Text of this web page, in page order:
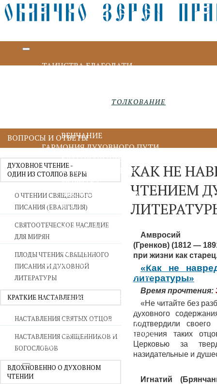
ТАИНСТВА БЛАГОДАТИ
ПОКАЯНИЕ И ИСПОВЕДЬ
ВЕНЧАНИЕ
ГАРМОНИЯ ДУХОВНОГО ПУТИ
БЛАГОДАРЕНИЕ
ДУХОВНОЕ ЧТЕНИЕ
МОЛИТВА
ИИСУСОВА МОЛИТВА
ПОСТ
ДУХОВНИЧЕСТВО И СТАРЧЕСТВО
ВОЙНА СО СТРАСТЯМИ
ПРИТЧИ
СЕМЬЯ - ПОЛНОТА ЗЕМНОГО СЧАСТЬЯ
ЛЮБОВЬ СУПРУЖЕСТВО
УТЕШЕНИЕ В СКОРБЯХ
УТОЛИ МОИ ПЕЧАЛИ
СТАРОСТЬ - РАДОСТЬ
СМЕРТЬ ПОМИНОВЕНИЕ
ЕПАРХИЯ НВК
ВОПРОСЫ И ОТВЕТЫ
ТОЛКОВАНИЕ
ДУХОВНОЕ ЧТЕНИЕ -
ОДИН ИЗ СТОЛПОВ ВЕРЫ
О ЧТЕНИИ СВЯЩЕННОГО
ПИСАНИЯ (ЕВАНГЕЛИЯ)
СВЯТООТЕЧЕСКОЕ НАСЛЕДИЕ
ДЛЯ МИРЯН
ПЛОДЫ ЧТЕНИЯ СВЯЩЕННОГО
ПИСАНИЯ И ДУХОВНОЙ
ЛИТЕРАТУРЫ
КРАТКИЕ НАСТАВЛЕНИЯ
НАСТАВЛЕНИЯ СВЯТЫХ ОТЦОВ
НАСТАВЛЕНИЯ СВЯЩЕННИКОВ И
БОГОСЛОВОВ
ВДОХНОВЕННО О ДУХОВНОМ
ЧТЕНИИ
КАК НЕ
ЧТЕНИЕМ
(Гренков) (1812 —
при жизни как
«Как не
литературы»
Время прочтения:
«Не читайте без
духовного
подтвердили
творения таких
Церковью за
назидательные и
Игнатий